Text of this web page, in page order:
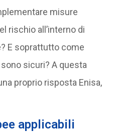
misure
rischio all’interno di
E soprattutto come
sicuri? A questa
proprio risposta Enisa,
applicabili